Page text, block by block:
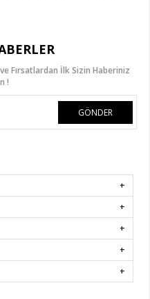
Fırsatlardan İlk Sizin Haberiniz
!
GÖNDER